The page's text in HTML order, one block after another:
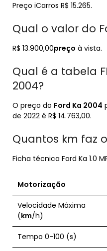
Preço iCarros R$ 15.265.
Qual o valor do
R$ 13.900,00preço à vista.
Qual é a tabela
2004?
O preço do Ford Ka 2004
de 2022 é R$ 14.763,00.
Quantos km faz o
Ficha técnica Ford Ka 1.0
Motorização
Velocidade Máxima
(km/h)
Tempo 0-100 (s)